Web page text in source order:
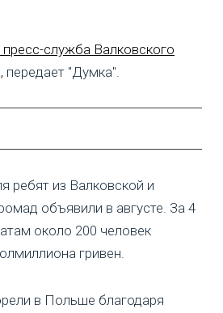
служба Валковского
передает "Думка".
ребят из Валковской и
объявили в августе. За 4
около 200 человек
гривен.
в Польше благодаря